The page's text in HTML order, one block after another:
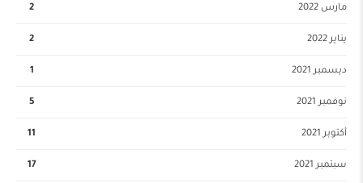
مارس 2022 2
يناير 2022 2
ديسمبر 2021 1
نوفمبر 2021 5
أكتوبر 2021 11
سبتمبر 2021 17